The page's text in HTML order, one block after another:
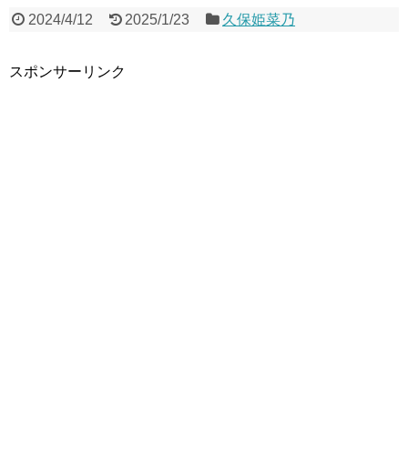
2024/4/12 2025/1/23 久保姫菜乃
スポンサーリンク